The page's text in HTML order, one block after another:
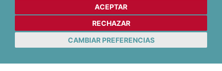
ACEPTAR
RECHAZAR
CAMBIAR PREFERENCIAS